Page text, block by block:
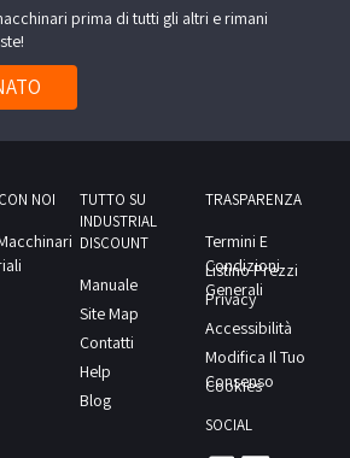
prima di tutti gli altri e rimani
NOI
TUTTO SU
INDUSTRIAL
DISCOUNT
Manuale
Site Map
Contatti
Help
Blog
TRASPARENZA
Termini E
Condizioni
Generali
Listino Prezzi
Privacy
Accessibilità
Modifica Il Tuo
Consenso
Cookies
SOCIAL